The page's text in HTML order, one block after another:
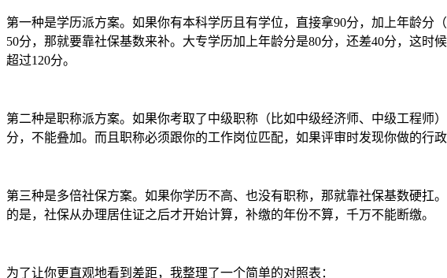
第一种是学历派方案。如果你有本科学历且有学位，直接拿90分，加上年龄分
50分，那就要靠社保基数来补。大专学历加上年龄分是80分，还差40分，这时
超过120分。
第二种是职称派方案。如果你考取了中级职称（比如中级经济师、中级工程师
分，不能叠加。而且职称必须跟你的工作岗位匹配，如果评审时发现你做的行
第三种是多倍社保方案。如果你学历不高、也没有职称，那就靠社保基数硬扛
的是，社保从办理居住证之后才开始计算，补缴的年份不算，千万不能断缴。
为了让你更直观地看到差距，我整理了一个简单的对照表：